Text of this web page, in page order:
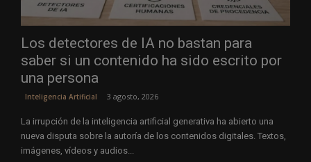
Los detectores de IA no bastan para
saber si un contenido ha sido escrito por
una persona
Inteligencia Artificial 3 agosto, 2026
La irrupción de la inteligencia artificial generativa ha abierto una
nueva disputa sobre la autoría de los contenidos digitales. Textos,
imágenes, vídeos y audios...